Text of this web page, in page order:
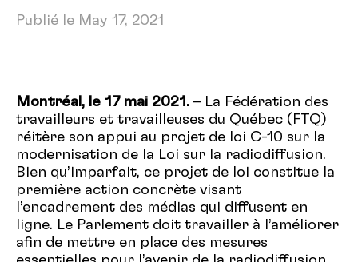
Publié le May 17, 2021
Montréal, le 17 mai 2021. – La Fédération des
travailleurs et travailleuses du Québec (FTQ)
réitère son appui au projet de loi C-10 sur la
modernisation de la Loi sur la radiodiffusion.
Bien qu’imparfait, ce projet de loi constitue la
première action concrète visant
l’encadrement des médias qui diffusent en
ligne. Le Parlement doit travailler à l’améliorer
afin de mettre en place des mesures